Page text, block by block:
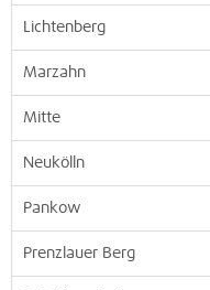
Lichtenberg
Marzahn
Mitte
Neukölln
Pankow
Prenzlauer Berg